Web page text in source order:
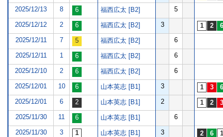
2025/12/13 8 福西広太 [B2] 5
2025/12/12 2 福西広太 [B2] 3
2025/12/11 7 福西広太 [B2] 6
2025/12/11 1 福西広太 [B2] 6
2025/12/10 2 福西広太 [B2] 6
2025/12/01 10 山本英志 [B1] 3
2025/12/01 6 山本英志 [B1] 2
2025/11/30 11 山本英志 [B1] 6
2025/11/30 3 山本英志 [B1] 3